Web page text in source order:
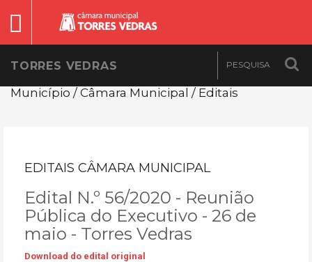
TORRES VEDRAS
Município / Câmara Municipal / Editais
EDITAIS CÂMARA MUNICIPAL
Edital N.º 56/2020 - Reunião
Pública do Executivo - 26 de
maio - Torres Vedras
Download do edital original